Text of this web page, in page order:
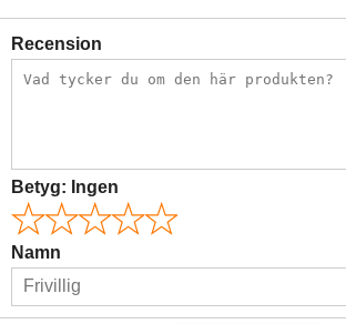
Recension
Betyg: Ingen
Namn